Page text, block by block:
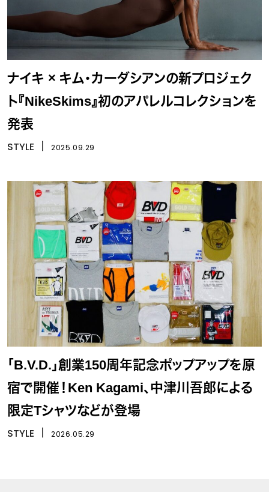
ナイキ × キム・カーダシアンの新プロジェク
ト『NikeSkims』初のアパレルコレクションを
発表
STYLE 2025.09.29
「B.V.D.」創業150周年記念ポップアップを原
宿で開催！Ken Kagami、中津川吾郎による
限定Tシャツなどが登場
STYLE 2026.05.29